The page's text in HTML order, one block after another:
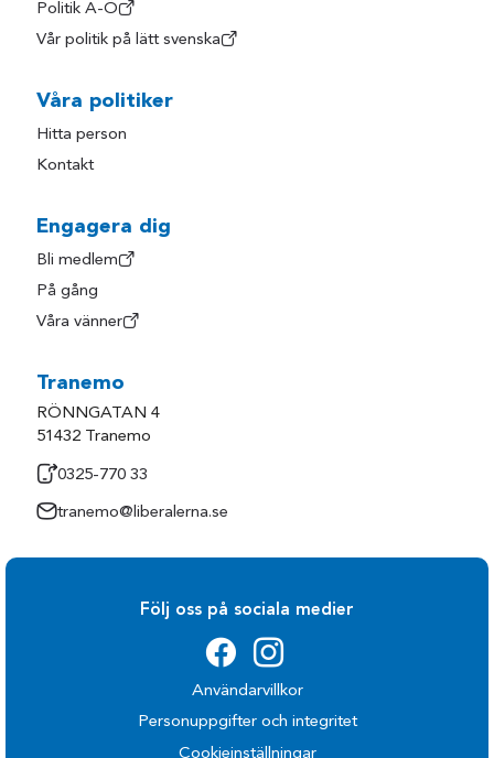
Politik A-Ö
Vår politik på lätt svenska
Våra politiker
Hitta person
Kontakt
Engagera dig
Bli medlem
På gång
Våra vänner
Tranemo
RÖNNGATAN 4
51432 Tranemo
0325-770 33
tranemo@liberalerna.se
Följ oss på sociala medier
Användarvillkor
Personuppgifter och integritet
Cookieinställningar